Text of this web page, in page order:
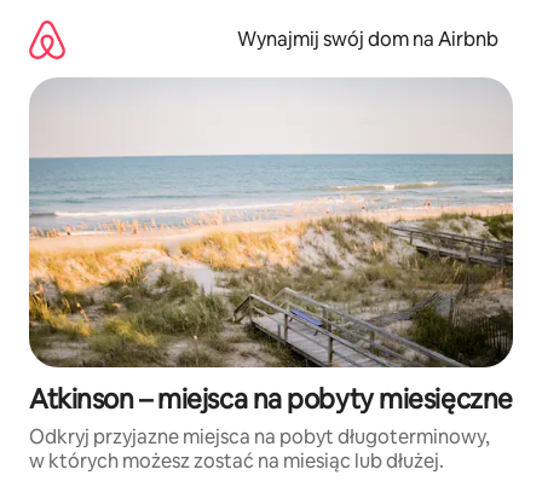
treści
Wynajmij swój dom na Airbnb
Atkinson – miejsca na pobyty miesięczne
Odkryj przyjazne miejsca na pobyt długoterminowy,
w których możesz zostać na miesiąc lub dłużej.